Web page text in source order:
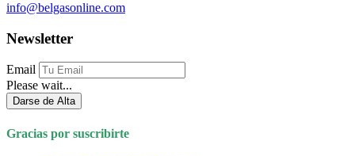
info@belgasonline.com
Newsletter
Email
Please wait...
Darse de Alta
Gracias por suscribirte